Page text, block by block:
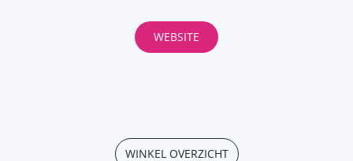
WEBSITE
WINKEL OVERZICHT